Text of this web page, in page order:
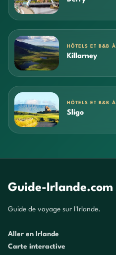
HÔTELS ET B&B À
Killarney
HÔTELS ET B&B À
Sligo
Guide-Irlande.com
Guide de voyage sur l'Irlande.
Aller en Irlande
Carte interactive